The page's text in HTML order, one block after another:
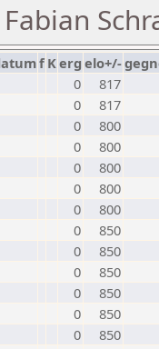
f Kerg elo+/-
0
817
0
817
0
800
0
800
0
800
0
800
0
800
0
850
0
850
0
850
0
850
0
850
0
850